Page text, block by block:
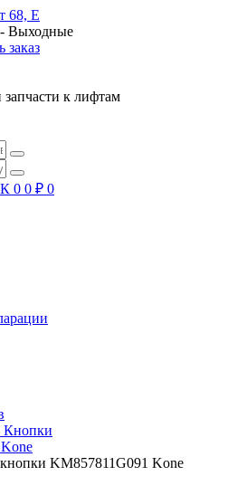
68, Е
Выходные
заказ
к лифтам
0 0 ₽ 0
Кнопки
KM857811G091 Kone